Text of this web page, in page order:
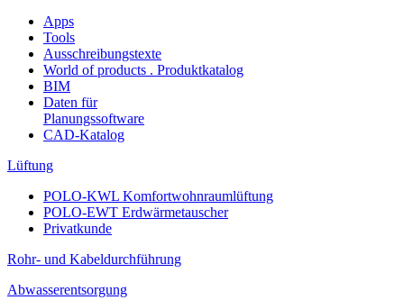
Apps
Tools
Ausschreibungstexte
World of products . Produktkatalog
BIM
Daten für
Planungssoftware
CAD-Katalog
Lüftung
POLO-KWL Komfortwohnraumlüftung
POLO-EWT Erdwärmetauscher
Privatkunde
Rohr- und Kabeldurchführung
Abwasserentsorgung